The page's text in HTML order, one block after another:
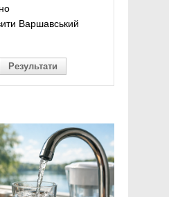
Варшавський
Результати